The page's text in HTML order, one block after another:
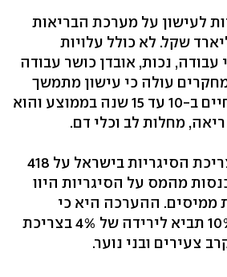
לעישון על מערכת הבריאות
בכ-1.75 מיליארד שקל. לא כולל עלויות
עבודה, נכות, אובדן כושר עבודה
עולה כי עישון מתמשך
מוריד את תוחלת החיים ב-10 עד 15 שנה בממוצע והוא
מחלות לב וכלי דם.
בשנת 2008 עמדה צריכת הסיגריות בישראל על 418
מהמס על הסיגריות היוו
ממיסים. ההערכה היא כי
העלאת המיסוי ב-10% תביא לירידה של 4% בצריכת
צעירים ובני נוער.